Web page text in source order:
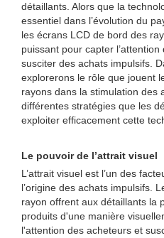
détaillants. Alors que la
essentiel dans l’évolution du
les écrans LCD de bord des
puissant pour capter
susciter des achats impulsifs.
explorerons le rôle que jouent
rayons dans la stimulation des
différentes stratégies que les
exploiter efficacement cette
Le pouvoir de l’attrait visuel
L’attrait visuel est l’un des
l’origine des achats impulsifs.
rayon offrent aux détaillants la
produits d'une manière
l'attention des acheteurs et